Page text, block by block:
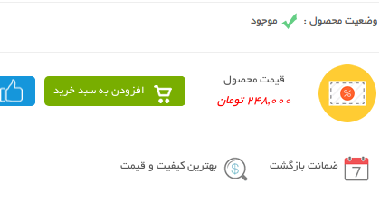
قیمت محصول
248,000 تومان
افزودن به سبد خرید
ضمانت بازگشت بهترین کیفیت و قیمت